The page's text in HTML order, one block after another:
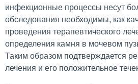
инфекционные процессы несут
обследования необходимы, как
проведения терапевтического
определения камня в мочевом
Таким образом подтверждается
лечения и его положительное